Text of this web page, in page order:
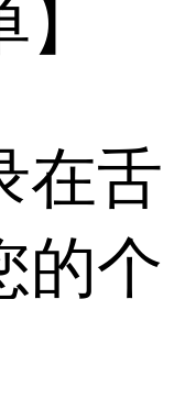
在舌
的个